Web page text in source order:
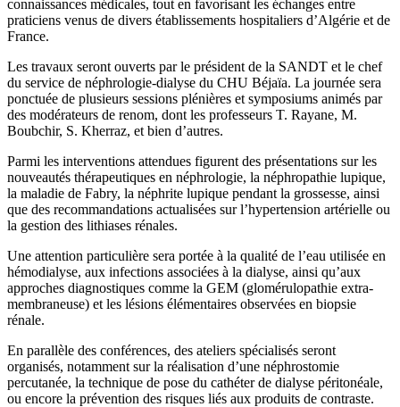
connaissances médicales, tout en favorisant les échanges entre
praticiens venus de divers établissements hospitaliers d’Algérie et de
France.
Les travaux seront ouverts par le président de la SANDT et le chef
du service de néphrologie-dialyse du CHU Béjaïa. La journée sera
ponctuée de plusieurs sessions plénières et symposiums animés par
des modérateurs de renom, dont les professeurs T. Rayane, M.
Boubchir, S. Kherraz, et bien d’autres.
Parmi les interventions attendues figurent des présentations sur les
nouveautés thérapeutiques en néphrologie, la néphropathie lupique,
la maladie de Fabry, la néphrite lupique pendant la grossesse, ainsi
que des recommandations actualisées sur l’hypertension artérielle ou
la gestion des lithiases rénales.
Une attention particulière sera portée à la qualité de l’eau utilisée en
hémodialyse, aux infections associées à la dialyse, ainsi qu’aux
approches diagnostiques comme la GEM (glomérulopathie extra-
membraneuse) et les lésions élémentaires observées en biopsie
rénale.
En parallèle des conférences, des ateliers spécialisés seront
organisés, notamment sur la réalisation d’une néphrostomie
percutanée, la technique de pose du cathéter de dialyse péritonéale,
ou encore la prévention des risques liés aux produits de contraste.